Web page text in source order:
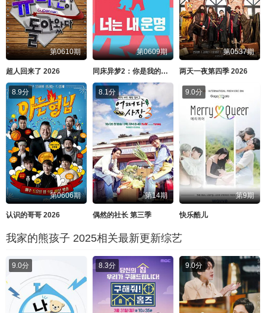
第0610期
超人回来了 2026
第0609期
同床异梦2：你是我的命运 2026
第0537期
两天一夜第四季 2026
8.9分
第0606期
认识的哥哥 2026
8.1分
第14期
偶然的社长 第三季
9.0分
第9期
快乐酷儿
我家的熊孩子 2025相关最新更新综艺
9.0分 8.3分 9.0分